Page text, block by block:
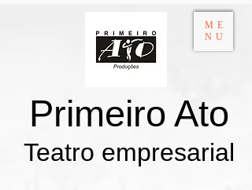
ME
NU
Primeiro Ato
Teatro empresarial​